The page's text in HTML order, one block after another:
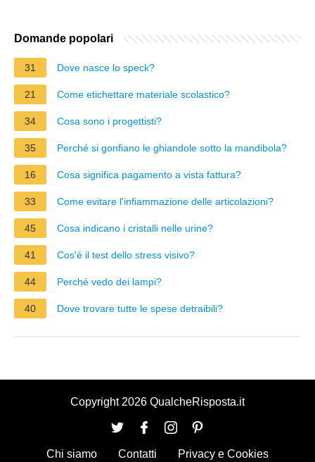
Domande popolari
31 Dove nasce lo speck?
21 Come etichettare materiale scolastico?
34 Cosa sono i progettisti?
35 Perché si gonfiano le ghiandole sotto la mandibola?
16 Cosa significa pagamento a vista fattura?
33 Come evitare l'infiammazione delle articolazioni?
45 Cosa indicano i cristalli nelle urine?
41 Cos'è il test dello stress visivo?
44 Perché vedo dei lampi?
40 Dove trovare tutte le spese detraibili?
Copyright 2026 QualcheRisposta.it
Chi siamo Contatti Privacy e Cookies